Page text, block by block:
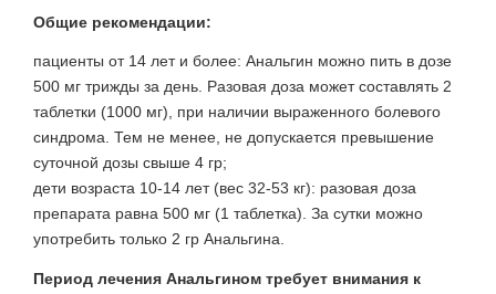
Общие рекомендации:
пациенты от 14 лет и более: Анальгин можно пить в дозе
500 мг трижды за день. Разовая доза может составлять 2
таблетки (1000 мг), при наличии выраженного болевого
синдрома. Тем не менее, не допускается превышение
суточной дозы свыше 4 гр;
дети возраста 10-14 лет (вес 32-53 кг): разовая доза
препарата равна 500 мг (1 таблетка). За сутки можно
употребить только 2 гр Анальгина.
Период лечения Анальгином требует внимания к